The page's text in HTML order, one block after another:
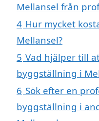
Mellansel från
4 Hur mycket
Mellansel?
5 Vad hjälper till
byggställning i
6 Sök efter en
byggställning i